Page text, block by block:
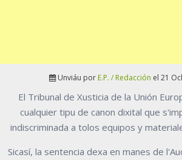
Unviáu por E.P. / Redacción el 21
El Tribunal de Xusticia de la Unión
cualquier tipu de canon dixital que
indiscriminada a tolos equipos y
Sicasí, la sentencia dexa en manes de